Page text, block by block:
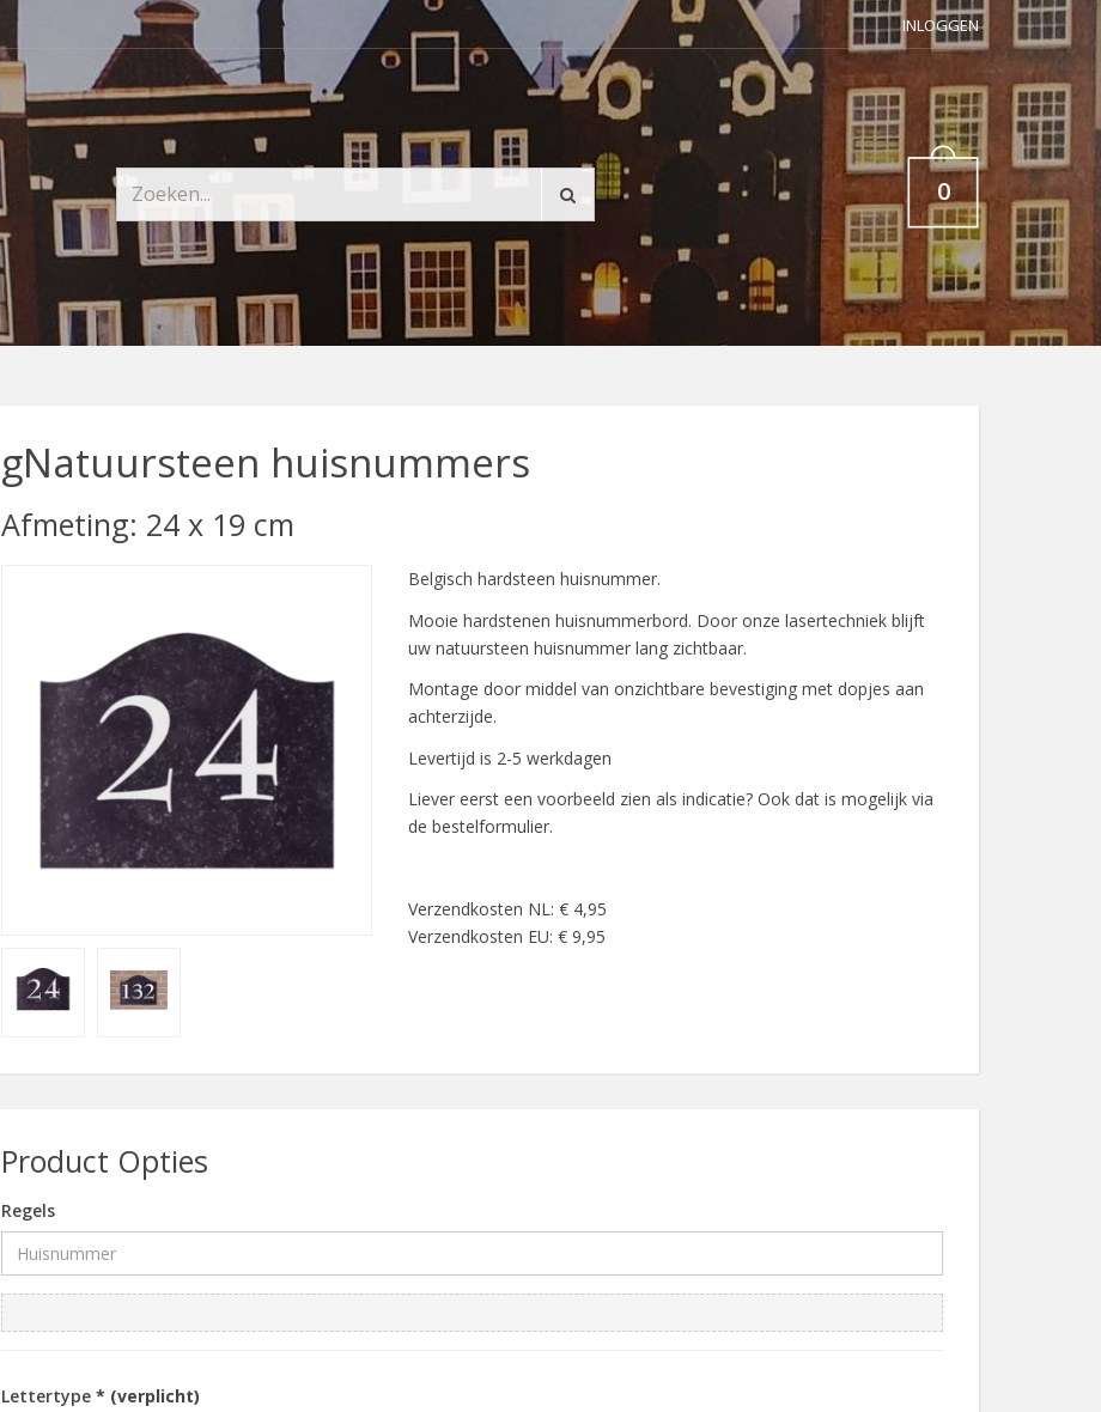
INLOGGEN
0
gNatuursteen huisnummers
Afmeting: 24 x 19 cm
Belgisch hardsteen huisnummer.
Mooie hardstenen huisnummerbord. Door onze lasertechniek blijft
uw natuursteen huisnummer lang zichtbaar.
Montage door middel van onzichtbare bevestiging met dopjes aan
achterzijde.
Levertijd is 2-5 werkdagen
Liever eerst een voorbeeld zien als indicatie? Ook dat is mogelijk via
de bestelformulier.
Verzendkosten NL: € 4,95
Verzendkosten EU: € 9,95
Product Opties
Regels
Lettertype * (verplicht)